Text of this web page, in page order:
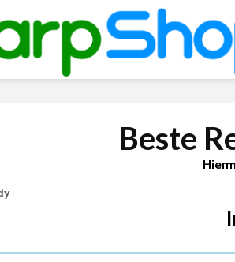
Beste